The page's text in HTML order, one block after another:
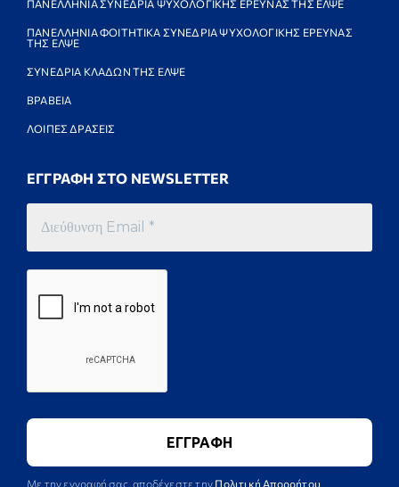
ΠΑΝΕΛΛΗΝΙΑ ΣΥΝΕΔΡΙΑ ΨΥΧΟΛΟΓΙΚΗΣ ΕΡΕΥΝΑΣ ΤΗΣ ΕΛΨΕ
ΠΑΝΕΛΛΗΝΙΑ ΦΟΙΤΗΤΙΚΑ ΣΥΝΕΔΡΙΑ ΨΥΧΟΛΟΓΙΚΗΣ ΕΡΕΥΝΑΣ
ΤΗΣ ΕΛΨΕ
ΣΥΝΕΔΡΙΑ ΚΛΑΔΩΝ ΤΗΣ ΕΛΨΕ
ΒΡΑΒΕΙΑ
ΛΟΙΠΕΣ ΔΡΑΣΕΙΣ
ΕΓΓΡΑΦΗ ΣΤΟ NEWSLETTER
Με την εγγραφή σας, αποδέχεστε την Πολιτική Απορρήτου